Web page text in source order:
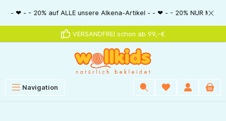
springen
auf ALLE unsere Alkena-Artikel - - ❤ - - 20% NUR MIT
VERSANDFREI schon ab 99,-€
Navigation